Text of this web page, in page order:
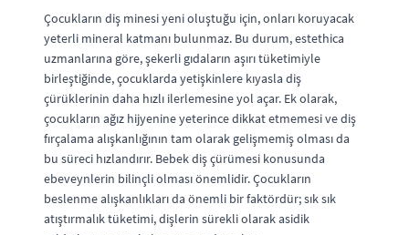
Çocukların diş minesi yeni oluştuğu için, onları koruyacak
yeterli mineral katmanı bulunmaz. Bu durum, estethica
uzmanlarına göre, şekerli gıdaların aşırı tüketimiyle
birleştiğinde, çocuklarda yetişkinlere kıyasla diş
çürüklerinin daha hızlı ilerlemesine yol açar. Ek olarak,
çocukların ağız hijyenine yeterince dikkat etmemesi ve diş
fırçalama alışkanlığının tam olarak gelişmemiş olması da
bu süreci hızlandırır. Bebek diş çürümesi konusunda
ebeveynlerin bilinçli olması önemlidir. Çocukların
beslenme alışkanlıkları da önemli bir faktördür; sık sık
atıştırmalık tüketimi, dişlerin sürekli olarak asidik